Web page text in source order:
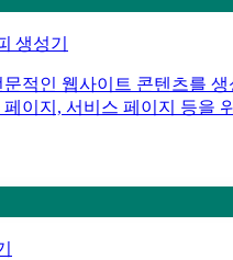
생성기
문적인 웹사이트 콘텐츠를
이지, 서비스 페이지 등을